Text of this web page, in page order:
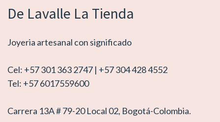
De Lavalle La Tienda
Joyeria artesanal con significado
Cel: +57 301 363 2747 | +57 304 428 4552
Tel: +57 6017559600
Carrera 13A # 79-20 Local 02, Bogotá-Colombia.